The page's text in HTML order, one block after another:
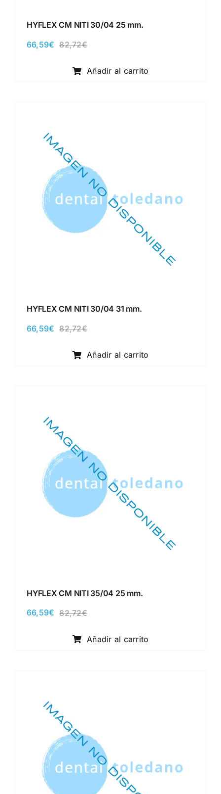
HYFLEX CM NITI 30/04 25 mm.
82,72€El
original
era:
66,59€
El
actual
es:
Añadir al carrito
HYFLEX CM NITI 30/04 31 mm.
82,72€El
original
era:
66,59€
El
actual
es:
Añadir al carrito
HYFLEX CM NITI 35/04 25 mm.
82,72€El
original
era:
66,59€
El
actual
es:
Añadir al carrito